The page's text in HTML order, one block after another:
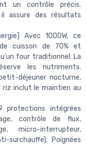
un contrôle précis.
assure des résultats
Avec 1000W, ce
cuisson de 70% et
four traditionnel. La
les nutriments.
déjeuner nocturne,
riz inclut le maintien au
protections intégrées
contrôle de flux,
micro-interrupteur,
surchauffe). Poignées